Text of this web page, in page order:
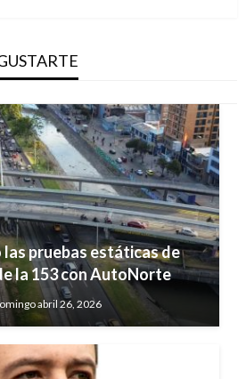
pruebas estáticas de
la 153 con AutoNorte
abril 26, 2026